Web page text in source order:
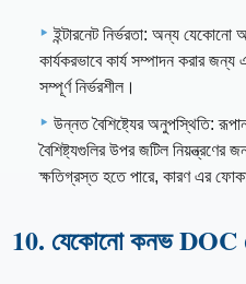
ইন্টারনেট নির্ভরতা: অন্য যেকোনো
কার্যকরভাবে কার্য সম্পাদন করার
সম্পূর্ণ নির্ভরশীল।
উন্নত বৈশিষ্ট্যের অনুপস্থিতি:
বৈশিষ্ট্যগুলির উপর জটিল নিয়ন্ত্রণের
ক্ষতিগ্রস্ত হতে পারে, কারণ এর
10. যেকোনো কনভ DOC